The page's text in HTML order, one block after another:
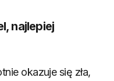
najlepiej
okazuje się zła,